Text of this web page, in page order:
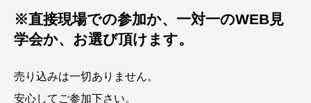
※直接現場での参加か、一対一のWEB見
学会か、お選び頂けます。
売り込みは一切ありません。
安心してご参加下さい。